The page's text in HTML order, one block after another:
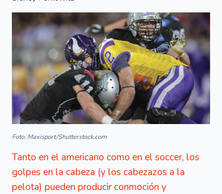
Foto: Maxisport/Shutterstock.com
Tanto en el americano como en el soccer, los
golpes en la cabeza (y los cabezazos a la
pelota) pueden producir conmoción y